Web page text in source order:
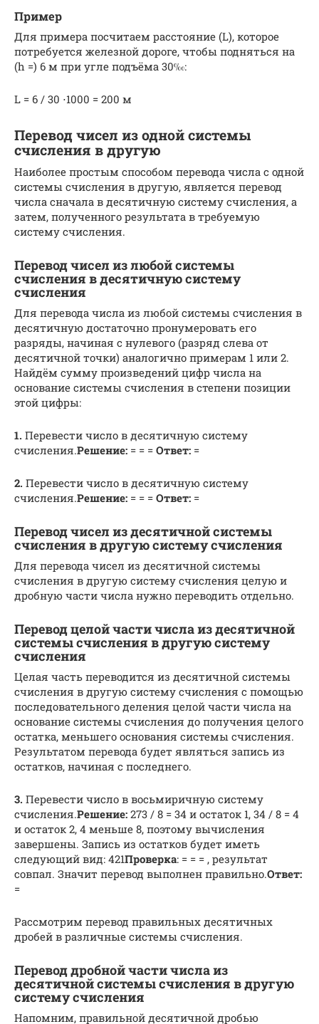
Пример
Для примера посчитаем расстояние (L), которое
потребуется железной дороге, чтобы подняться на
(h =) 6 м при угле подъёма 30‰:
L = 6 / 30 ⋅1000 = 200 м
Перевод чисел из одной системы
счисления в другую
Наиболее простым способом перевода числа с одной
системы счисления в другую, является перевод
числа сначала в десятичную систему счисления, а
затем, полученного результата в требуемую
систему счисления.
Перевод чисел из любой системы
счисления в десятичную систему
счисления
Для перевода числа из любой системы счисления в
десятичную достаточно пронумеровать его
разряды, начиная с нулевого (разряд слева от
десятичной точки) аналогично примерам 1 или 2.
Найдём сумму произведений цифр числа на
основание системы счисления в степени позиции
этой цифры:
1. Перевести число в десятичную систему
счисления.Решение: = = = Ответ: =
2. Перевести число в десятичную систему
счисления.Решение: = = = Ответ: =
Перевод чисел из десятичной системы
счисления в другую систему счисления
Для перевода чисел из десятичной системы
счисления в другую систему счисления целую и
дробную части числа нужно переводить отдельно.
Перевод целой части числа из десятичной
системы счисления в другую систему
счисления
Целая часть переводится из десятичной системы
счисления в другую систему счисления с помощью
последовательного деления целой части числа на
основание системы счисления до получения целого
остатка, меньшего основания системы счисления.
Результатом перевода будет являться запись из
остатков, начиная с последнего.
3. Перевести число в восьмиричную систему
счисления.Решение: 273 / 8 = 34 и остаток 1, 34 / 8 = 4
и остаток 2, 4 меньше 8, поэтому вычисления
завершены. Запись из остатков будет иметь
следующий вид: 421Проверка: = = = , результат
совпал. Значит перевод выполнен правильно.Ответ:
=
Рассмотрим перевод правильных десятичных
дробей в различные системы счисления.
Перевод дробной части числа из
десятичной системы счисления в другую
систему счисления
Напомним, правильной десятичной дробью